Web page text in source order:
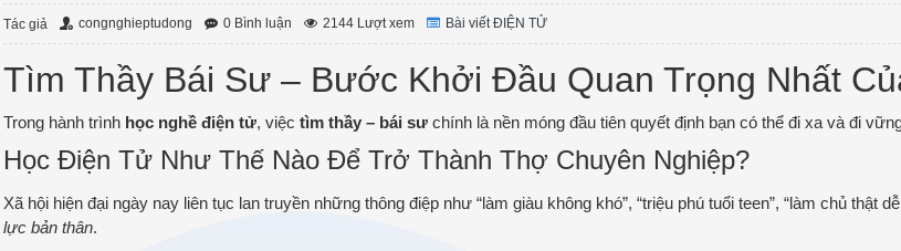
Tác giả congnghieptudong 0 Bình luận 2144 Lượt xem Bài viết ĐIỆN TỬ
Tìm Thầy Bái Sư – Bước Khởi Đầu Quan Trọng Nhất
Trong hành trình học nghề điện tử, việc tìm thầy – bái sư chính là nền móng đầu tiên quyết định bạn có thể đi xa và đi
Học Điện Tử Như Thế Nào Để Trở Thành Thợ Chuyên Nghiệp?
Xã hội hiện đại ngày nay liên tục lan truyền những thông điệp như “làm giàu không khó”, “triệu phú tuổi teen”, “làm chủ
lực bản thân.